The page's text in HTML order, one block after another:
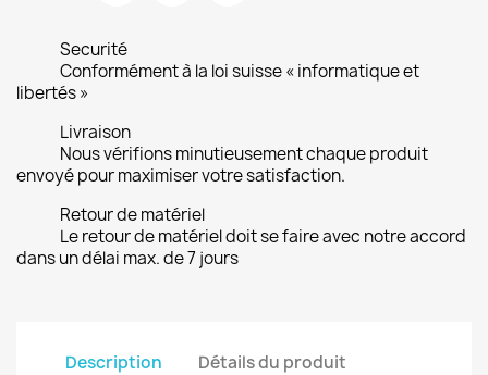
Securité
Conformément à la loi suisse « informatique et
libertés »
Livraison
Nous vérifions minutieusement chaque produit
envoyé pour maximiser votre satisfaction.
Retour de matériel
Le retour de matériel doit se faire avec notre accord
dans un délai max. de 7 jours
Description Détails du produit